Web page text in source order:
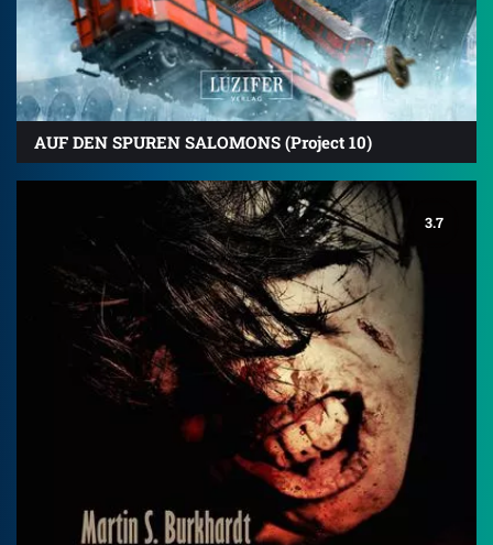
AUF DEN SPUREN SALOMONS (Project 10)
3.7